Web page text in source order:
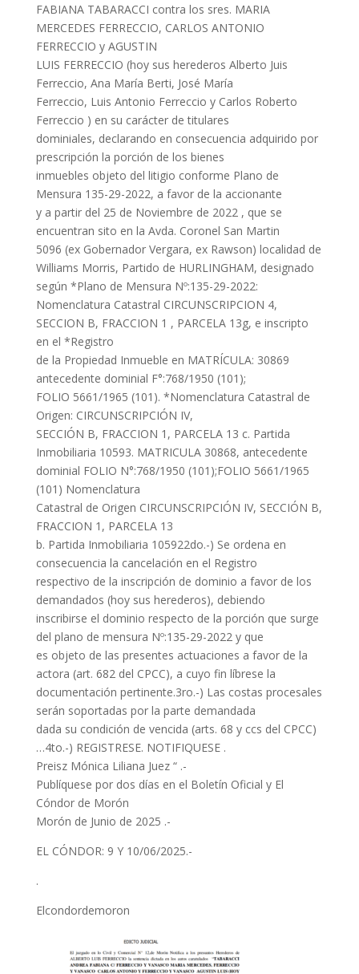
FABIANA TABARACCI contra los sres. MARIA
MERCEDES FERRECCIO, CARLOS ANTONIO
FERRECCIO y AGUSTIN
LUIS FERRECCIO (hoy sus herederos Alberto Juis
Ferreccio, Ana María Berti, José María
Ferreccio, Luis Antonio Ferreccio y Carlos Roberto
Ferreccio ) en su carácter de titulares
dominiales, declarando en consecuencia adquirido por
prescripción la porción de los bienes
inmuebles objeto del litigio conforme Plano de
Mensura 135-29-2022, a favor de la accionante
y a partir del 25 de Noviembre de 2022 , que se
encuentran sito en la Avda. Coronel San Martin
5096 (ex Gobernador Vergara, ex Rawson) localidad de
Williams Morris, Partido de HURLINGHAM, designado
según *Plano de Mensura Nº:135-29-2022:
Nomenclatura Catastral CIRCUNSCRIPCION 4,
SECCION B, FRACCION 1 , PARCELA 13g, e inscripto
en el *Registro
de la Propiedad Inmueble en MATRÍCULA: 30869
antecedente dominial F°:768/1950 (101);
FOLIO 5661/1965 (101). *Nomenclatura Catastral de
Origen: CIRCUNSCRIPCIÓN IV,
SECCIÓN B, FRACCION 1, PARCELA 13 c. Partida
Inmobiliaria 10593. MATRICULA 30868, antecedente
dominial FOLIO N°:768/1950 (101);FOLIO 5661/1965
(101) Nomenclatura
Catastral de Origen CIRCUNSCRIPCIÓN IV, SECCIÓN B,
FRACCION 1, PARCELA 13
b. Partida Inmobiliaria 105922do.-) Se ordena en
consecuencia la cancelación en el Registro
respectivo de la inscripción de dominio a favor de los
demandados (hoy sus herederos), debiendo
inscribirse el dominio respecto de la porción que surge
del plano de mensura Nº:135-29-2022 y que
es objeto de las presentes actuaciones a favor de la
actora (art. 682 del CPCC), a cuyo fin líbrese la
documentación pertinente.3ro.-) Las costas procesales
serán soportadas por la parte demandada
dada su condición de vencida (arts. 68 y ccs del CPCC)
…4to.-) REGISTRESE. NOTIFIQUESE .
Preisz Mónica Liliana Juez “ .-
Publíquese por dos días en el Boletín Oficial y El
Cóndor de Morón
Morón de Junio de 2025 .-
EL CÓNDOR: 9 Y 10/06/2025.-
.
Elcondordemoron